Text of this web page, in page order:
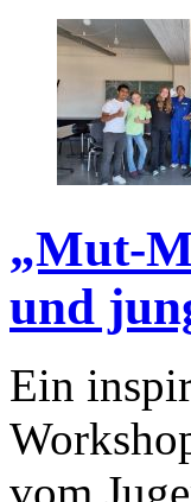
„Mut-
und
Ein